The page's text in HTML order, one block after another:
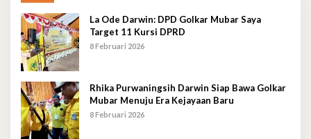
La Ode Darwin: DPD Golkar Mubar Saya
Target 11 Kursi DPRD
8 Februari 2026
Rhika Purwaningsih Darwin Siap Bawa Golkar
Mubar Menuju Era Kejayaan Baru
8 Februari 2026